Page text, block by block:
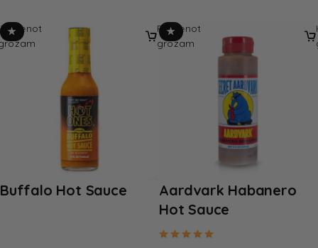
★
Buffalo Hot Sauce
★
Aardvark Habanero
Hot Sauce
Pievienot
grozam